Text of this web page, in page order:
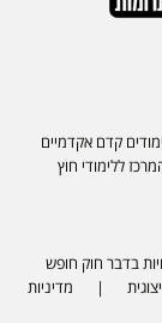
קדם אקדמיים
ללימודי חוץ
בדבר חוק חופש
מדיניות